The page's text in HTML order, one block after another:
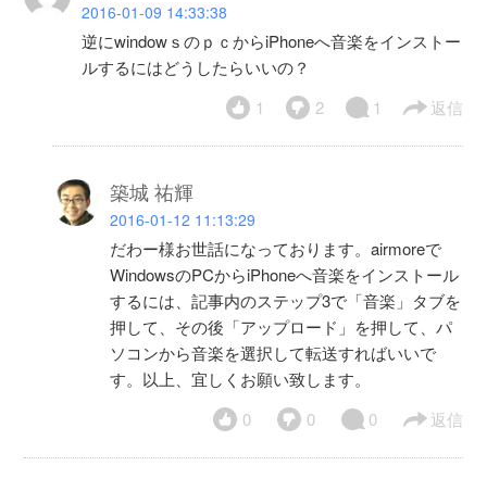
2016-01-09 14:33:38
逆にwindowｓのｐｃからiPhoneへ音楽をインストー
ルするにはどうしたらいいの？
1
2 1 返信
築城 祐輝
2016-01-12 11:13:29
だわー様お世話になっております。airmoreで
WindowsのPCからiPhoneへ音楽をインストール
するには、記事内のステップ3で「音楽」タブを
押して、その後「アップロード」を押して、パ
ソコンから音楽を選択して転送すればいいで
す。以上、宜しくお願い致します。
0
0 0 返信